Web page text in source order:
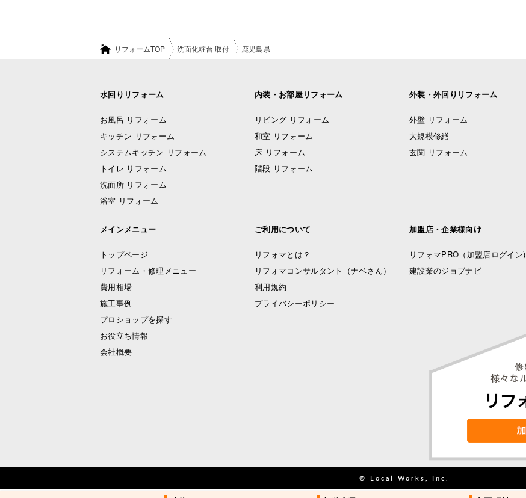
リフォームTOP 洗面化粧台 取付 鹿児島県
水回りリフォーム
お風呂 リフォーム
キッチン リフォーム
システムキッチン リフォーム
トイレ リフォーム
洗面所 リフォーム
浴室 リフォーム
内装・お部屋リフォーム
リビング リフォーム
和室 リフォーム
床 リフォーム
階段 リフォーム
外装・外回りリフォーム
外壁 リフォーム
大規模修繕
玄関 リフォーム
メインメニュー
トップページ
リフォーム・修理メニュー
費用相場
施工事例
プロショップを探す
お役立ち情報
会社概要
ご利用について
リフォマとは？
リフォマコンサルタント（ナベさん）
利用規約
プライバシーポリシー
加盟店・企業様向け
リフォマPRO （加盟店ログイン)
建設業のジョブナビ
© Local Works, Inc.